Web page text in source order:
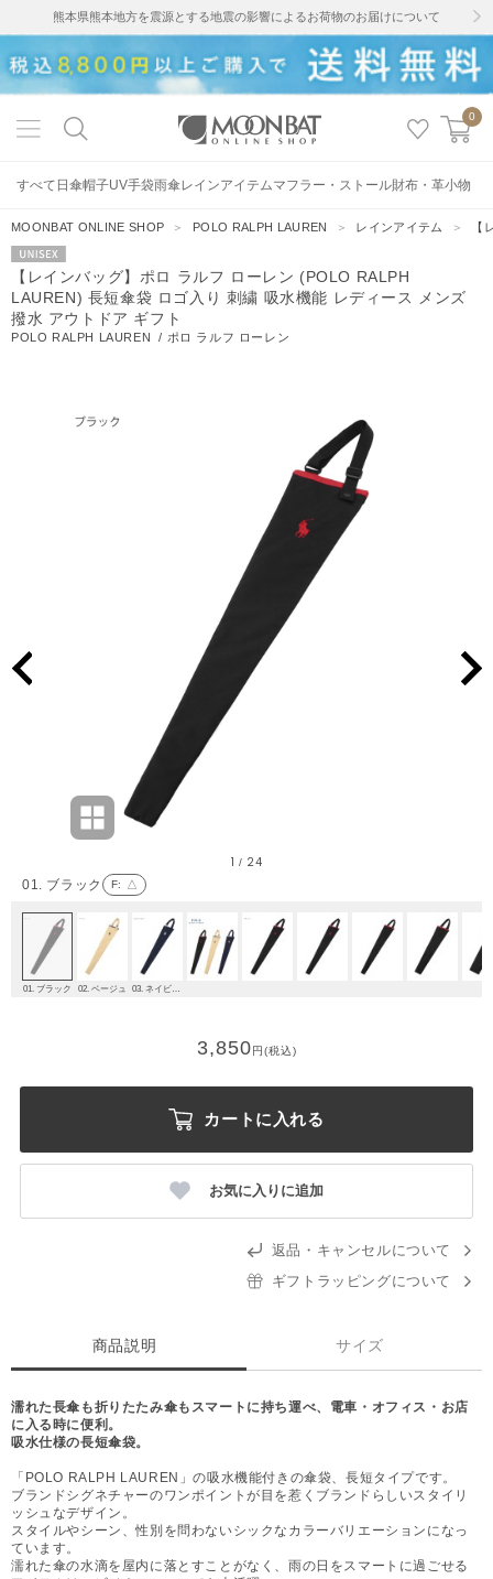
熊本県熊本地方を震源とする地震の影響によるお荷物のお届けについて
0
すべて 日傘帽子UV手袋雨傘レインアイテムマフラー・ストール財布・革小物
MOONBAT ONLINE SHOP ＞ POLO RALPH LAUREN ＞ レインアイテム ＞ 【
UNISEX
【レインバッグ】ポロ ラルフ ローレン (POLO RALPH
LAUREN) 長短傘袋 ロゴ入り 刺繍 吸水機能 レディース メンズ
撥水 アウトドア ギフト
POLO RALPH LAUREN / ポロ ラルフ ローレン
01. ブラック F: △
1 / 24
01. ブラック 02. ベージュ
3,850円(税込)
カートに入れる
お気に入りに追加
返品・キャンセルについて
ギフトラッピングについて
商品説明 サイズ
濡れた長傘も折りたたみ傘もスマートに持ち運べ、電車・オフィス・お店
に入る時に便利。
吸水仕様の長短傘袋。
「POLO RALPH LAUREN」の吸水機能付きの傘袋、長短タイプです。
ブランドシグネチャーのワンポイントが目を惹くブランドらしいスタイリ
ッシュなデザイン。
スタイルやシーン、性別を問わないシックなカラーバリエーションになっ
ています。
濡れた傘の水滴を屋内に落とすことがなく、雨の日をスマートに過ごせる